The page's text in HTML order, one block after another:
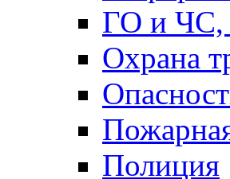
ГО и ЧС,
Охрана
Полиция